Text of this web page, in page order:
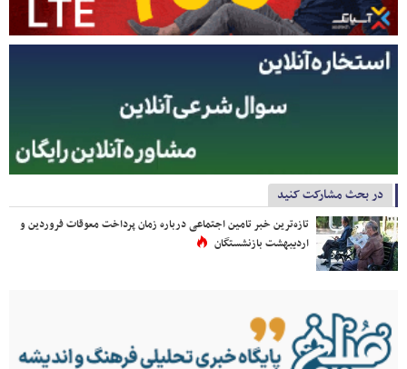
در بحث مشارکت کنید
تازه‌ترین خبر تامین اجتماعی درباره زمان پرداخت معوقات فروردین و
اردیبهشت بازنشستگان